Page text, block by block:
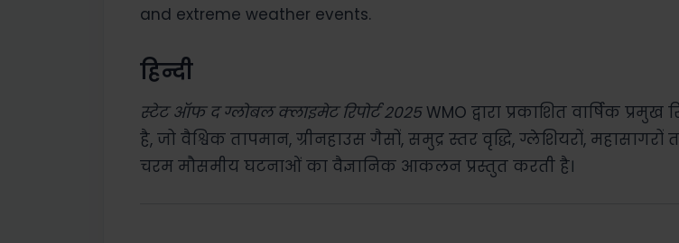
and extreme weather events.
हिन्दी
स्टेट ऑफ द ग्लोबल क्लाइमेट रिपोर्ट 2025WMO द्वारा प्रकाशित वार्षिक प्रमुख
है, जो वैश्विक तापमान, ग्रीनहाउस गैसों, समुद्र स्तर वृद्धि, ग्लेशियरों, महासागरों
चरम मौसमीय घटनाओं का वैज्ञानिक आकलन प्रस्तुत करती है।